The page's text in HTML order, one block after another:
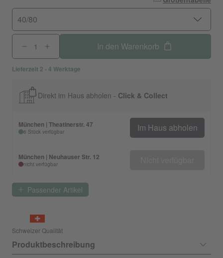
40/80
In den Warenkorb
Lieferzeit 2 - 4 Werktage
Direkt im Haus abholen - Click & Collect
München | Theatinerstr. 47
6 Stück verfügbar Im Haus abholen
München | Neuhauser Str. 12
nicht verfügbar
Passender Artikel
Schweizer Qualität
Produktbeschreibung